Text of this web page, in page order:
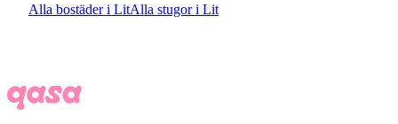
Alla bostäder i LitAlla stugor i Lit